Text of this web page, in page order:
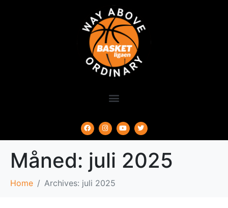
Måned: juli 2025
Home Archives: juli 2025